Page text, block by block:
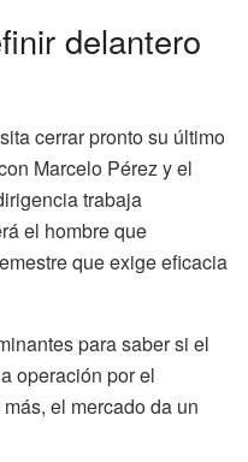
delantero
cerrar pronto su último
Marcelo Pérez y el
trabaja
el hombre que
que exige eficacia
para saber si el
operación por el
el mercado da un